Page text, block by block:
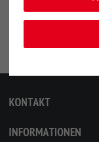
Hersteller:
33397, Rietberg,
KONTAKT
INFORMATIONEN